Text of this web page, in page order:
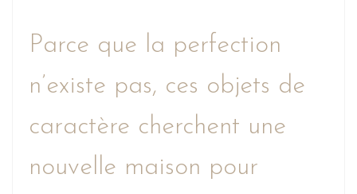
Parce que la perfection
n’existe pas, ces objets de
caractère cherchent une
nouvelle maison pour